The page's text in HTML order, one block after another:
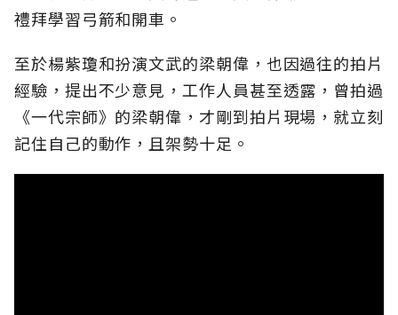
禮拜學習弓箭和開車。
至於楊紫瓊和扮演文武的梁朝偉，也因過往的拍片
經驗，提出不少意見，工作人員甚至透露，曾拍過
《一代宗師》的梁朝偉，才剛到拍片現場，就立刻
記住自己的動作，且架勢十足。